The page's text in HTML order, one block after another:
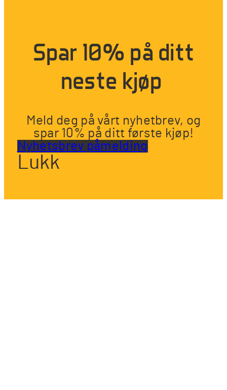
Spar 10% på ditt
neste kjøp
Meld deg på vårt nyhetbrev, og
spar 10% på ditt første kjøp!
Nyhetsbrev påmelding
Lukk